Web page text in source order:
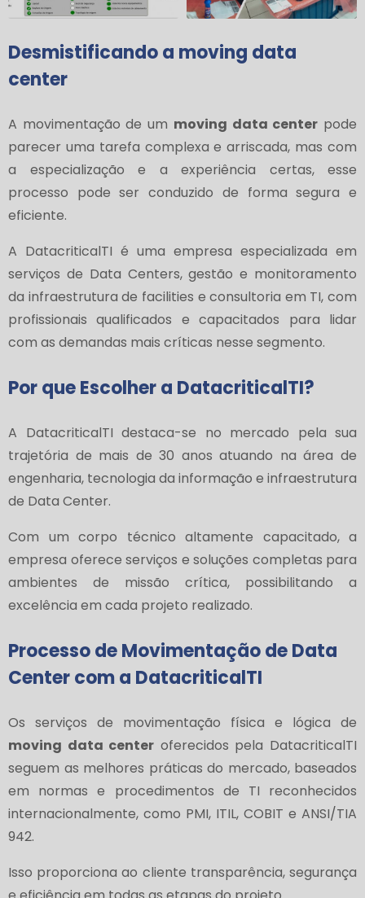
Desmistificando a moving data
center
A movimentação de um moving data center pode
parecer uma tarefa complexa e arriscada, mas com
a especialização e a experiência certas, esse
processo pode ser conduzido de forma segura e
eficiente.
A DatacriticalTI é uma empresa especializada em
serviços de Data Centers, gestão e monitoramento
da infraestrutura de facilities e consultoria em TI, com
profissionais qualificados e capacitados para lidar
com as demandas mais críticas nesse segmento.
Por que Escolher a DatacriticalTI?
A DatacriticalTI destaca-se no mercado pela sua
trajetória de mais de 30 anos atuando na área de
engenharia, tecnologia da informação e infraestrutura
de Data Center.
Com um corpo técnico altamente capacitado, a
empresa oferece serviços e soluções completas para
ambientes de missão crítica, possibilitando a
excelência em cada projeto realizado.
Processo de Movimentação de Data
Center com a DatacriticalTI
Os serviços de movimentação física e lógica de
moving data center oferecidos pela DatacriticalTI
seguem as melhores práticas do mercado, baseados
em normas e procedimentos de TI reconhecidos
internacionalmente, como PMI, ITIL, COBIT e ANSI/TIA
942.
Isso proporciona ao cliente transparência, segurança